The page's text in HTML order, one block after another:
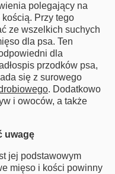
polegający na
Przy tego
ze wszelkich suchych
dla psa. Ten
dla
przodków psa,
się z surowego
. Dodatkowo
i owoców, a także
uwagę
jej podstawowym
mięso i kości powinny